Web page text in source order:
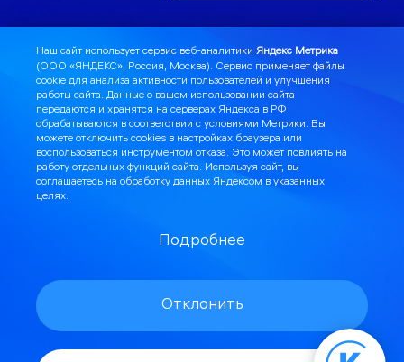
07 июл 2023
Смени провайдера и получи 500
бонусов на счет
Организовать видеонаблюдение
Наш сайт использует сервис веб-аналитики Яндекс Метрика
(ООО «ЯНДЕКС», Россия, Москва). Сервис применяет файлы
cookie для анализа активности пользователей и улучшения
работы сайта. Данные о вашем использовании сайта
передаются и хранятся на серверах Яндекса в РФ
обрабатываются в соответствии с условиями Метрики. Вы
можете отключить cookies в настройках браузера или
воспользоваться инструментом отказа. Это может повлиять на
работу отдельных функций сайта. Используя сайт, вы
соглашаетесь на обработку данных Яндексом в указанных
целях.
Подробнее
Отклонить